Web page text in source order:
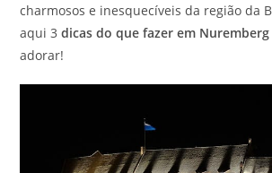
charmosos e inesquecíveis da região da
aqui 3dicas do que fazer em Nuremberg
adorar!